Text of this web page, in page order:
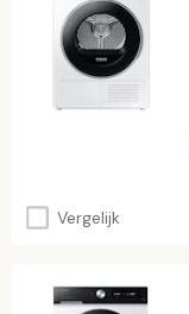
Vergelijk